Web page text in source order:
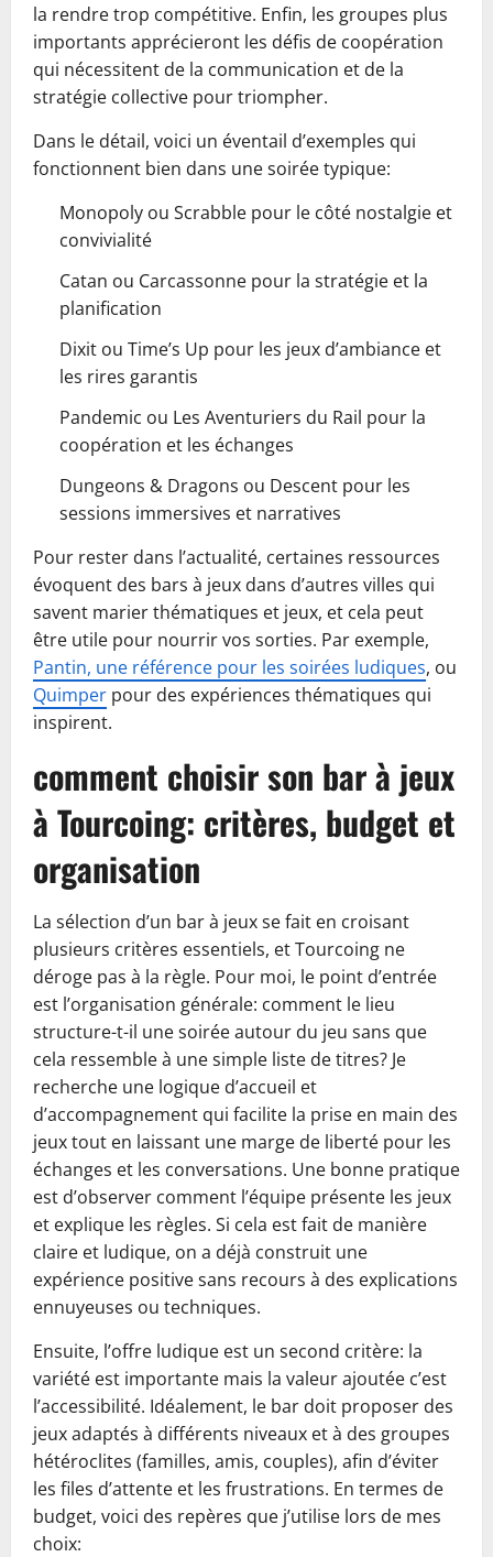
la rendre trop compétitive. Enfin, les groupes plus
importants apprécieront les défis de coopération
qui nécessitent de la communication et de la
stratégie collective pour triompher.
Dans le détail, voici un éventail d’exemples qui
fonctionnent bien dans une soirée typique:
Monopoly ou Scrabble pour le côté nostalgie et
convivialité
Catan ou Carcassonne pour la stratégie et la
planification
Dixit ou Time’s Up pour les jeux d’ambiance et
les rires garantis
Pandemic ou Les Aventuriers du Rail pour la
coopération et les échanges
Dungeons & Dragons ou Descent pour les
sessions immersives et narratives
Pour rester dans l’actualité, certaines ressources
évoquent des bars à jeux dans d’autres villes qui
savent marier thématiques et jeux, et cela peut
être utile pour nourrir vos sorties. Par exemple,
Pantin, une référence pour les soirées ludiques, ou
Quimper pour des expériences thématiques qui
inspirent.
comment choisir son bar à jeux
à Tourcoing: critères, budget et
organisation
La sélection d’un bar à jeux se fait en croisant
plusieurs critères essentiels, et Tourcoing ne
déroge pas à la règle. Pour moi, le point d’entrée
est l’organisation générale: comment le lieu
structure-t-il une soirée autour du jeu sans que
cela ressemble à une simple liste de titres? Je
recherche une logique d’accueil et
d’accompagnement qui facilite la prise en main des
jeux tout en laissant une marge de liberté pour les
échanges et les conversations. Une bonne pratique
est d’observer comment l’équipe présente les jeux
et explique les règles. Si cela est fait de manière
claire et ludique, on a déjà construit une
expérience positive sans recours à des explications
ennuyeuses ou techniques.
Ensuite, l’offre ludique est un second critère: la
variété est importante mais la valeur ajoutée c’est
l’accessibilité. Idéalement, le bar doit proposer des
jeux adaptés à différents niveaux et à des groupes
hétéroclites (familles, amis, couples), afin d’éviter
les files d’attente et les frustrations. En termes de
budget, voici des repères que j’utilise lors de mes
choix: